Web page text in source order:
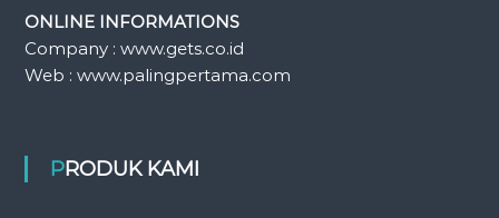
ONLINE INFORMATIONS
Company : www.gets.co.id
Web : www.palingpertama.com
PRODUK KAMI